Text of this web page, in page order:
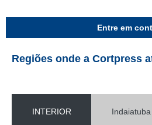
Entre em
Regiões onde a Cortpress
INTERIOR Indaiatuba